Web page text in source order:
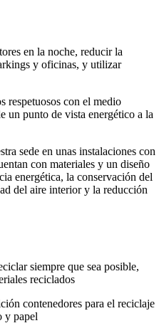
en la noche, reducir la
y oficinas, y utilizar
respetuosos con el medio
un punto de vista energético a la
sede en unas instalaciones con
con materiales y un diseño
energética, la conservación del
del aire interior y la reducción
siempre que sea posible,
reciclados
contenedores para el reciclaje
y papel